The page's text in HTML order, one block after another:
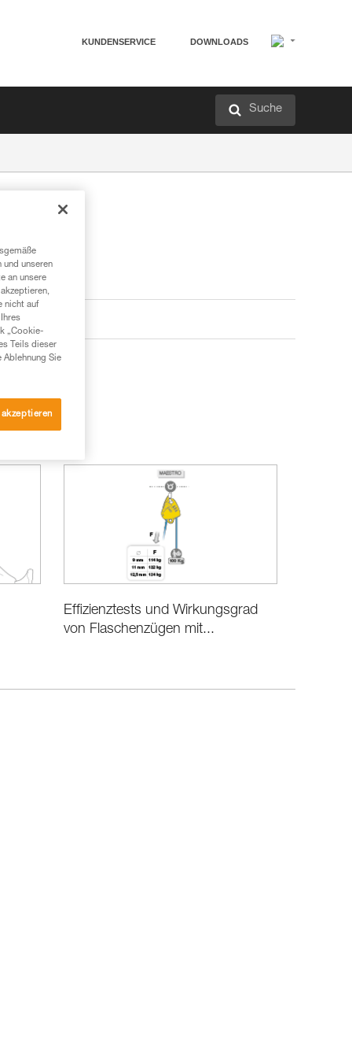
KUNDENSERVICE DOWNLOADS
Suche
Effizienztests und Wirkungsgrad
von Flaschenzügen mit...
und unseren
an unsere
nicht auf
„Cookie-
Teils dieser
Ablehnung Sie